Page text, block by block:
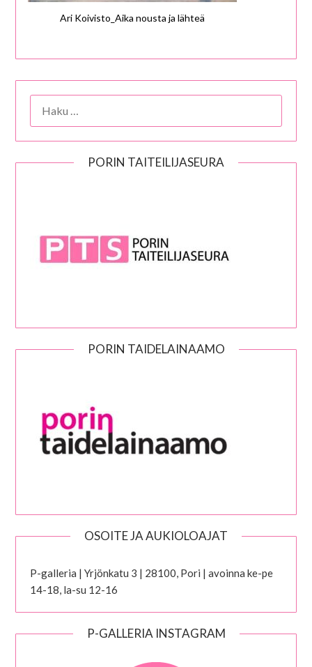
Ari Koivisto_Aika nousta ja lähteä
PORIN TAITEILIJASEURA
PORIN TAIDELAINAAMO
OSOITE JA AUKIOLOAJAT
P-galleria | Yrjönkatu 3 | 28100, Pori | avoinna ke-pe
14-18, la-su 12-16
P-GALLERIA INSTAGRAM